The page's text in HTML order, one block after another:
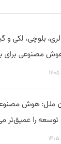
بلوچی، لکی و
مصنوعی برای بقا
ملل: هوش
را عمیق‌تر